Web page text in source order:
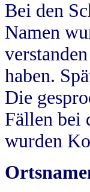
Bei den
Namen
haben.
Die
Fällen bei
wurden